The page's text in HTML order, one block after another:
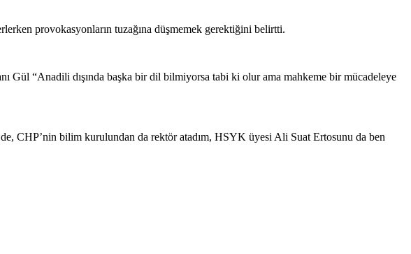
provokasyonların tuzağına düşmemek gerektiğini belirtti.
Gül “Anadili dışında başka bir dil bilmiyorsa tabi ki olur ama mahkeme bir mücadeleye
CHP’nin bilim kurulundan da rektör atadım, HSYK üyesi Ali Suat Ertosunu da ben